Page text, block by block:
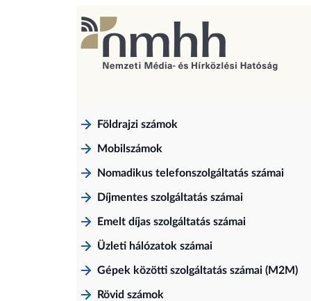
Földrajzi számok
Mobilszámok
Nomadikus telefonszolgáltatás számai
Díjmentes szolgáltatás számai
Emelt díjas szolgáltatás számai
Üzleti hálózatok számai
Gépek közötti szolgáltatás számai (M2M)
Rövid számok